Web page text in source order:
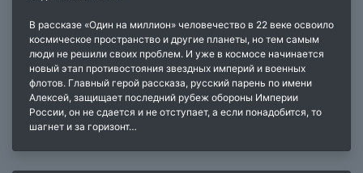
В рассказе «Один на миллион» человечество в 22 веке освоило
космическое пространство и другие планеты, но тем самым
люди не решили своих проблем. И уже в космосе начинается
новый этап противостояния звездных империй и военных
флотов. Главный герой рассказа, русский парень по имени
Алексей, защищает последний рубеж обороны Империи
России, он не сдается и не отступает, а если понадобится, то
шагнет и за горизонт…